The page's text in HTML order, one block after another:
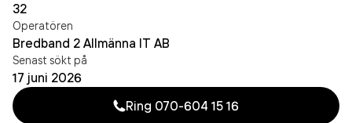
32
Operatören
Bredband 2 Allmänna IT AB
Senast sökt på
17 juni 2026
Ring 070-604 15 16